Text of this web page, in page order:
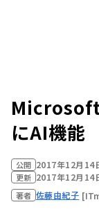
Microsoft
にAI機
公開 2017年12月14
更新 2017年12月14
著者 佐藤由紀子